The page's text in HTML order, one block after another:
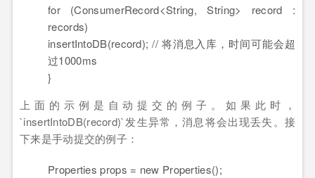
for
(ConsumerRecord<String,String> record :
records)
insertIntoDB(record); // 将消息入库，时间可能会超
过1000ms
}
上面的示例是自动提交的例子。如果此时，
`insertIntoDB(record)`发生异常，消息将会出现丢失。接
下来是手动提交的例子：
Properties props = new Properties();